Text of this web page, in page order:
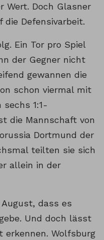
Wert. Doch Glasner
die Defensivarbeit.
Ein Tor pro Spiel
der Gegner nicht
gewannen die
schon viermal mit
sechs 1:1-
die Mannschaft von
Dortmund der
teilten sie sich
allein in der
dass es
Und doch lässt
erkennen. Wolfsburg